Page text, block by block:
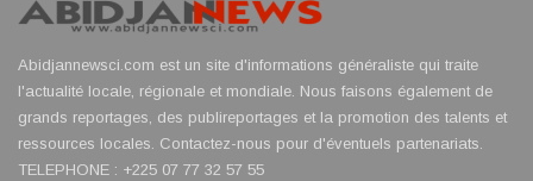
Abidjannewsci.com est un site d'informations généraliste qui traite
l'actualité locale, régionale et mondiale. Nous faisons également de
grands reportages, des publireportages et la promotion des talents et
ressources locales. Contactez-nous pour d'éventuels partenariats.
TELEPHONE : +225 07 77 32 57 55